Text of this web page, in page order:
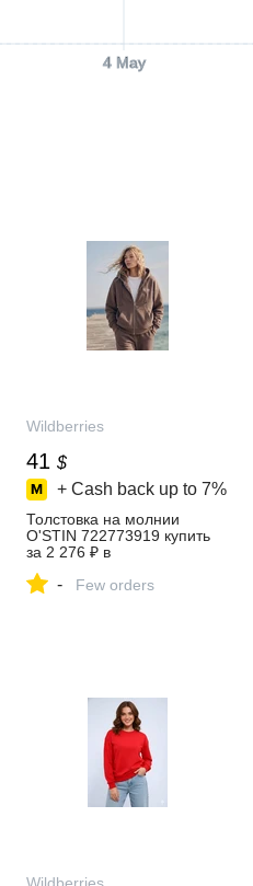
4 May
Wildberries
41 $
+ Cash back up to 7%
Толстовка на молнии
O'STIN 722773919 купить
за 2 276 ₽ в
Wildberries
- Few orders